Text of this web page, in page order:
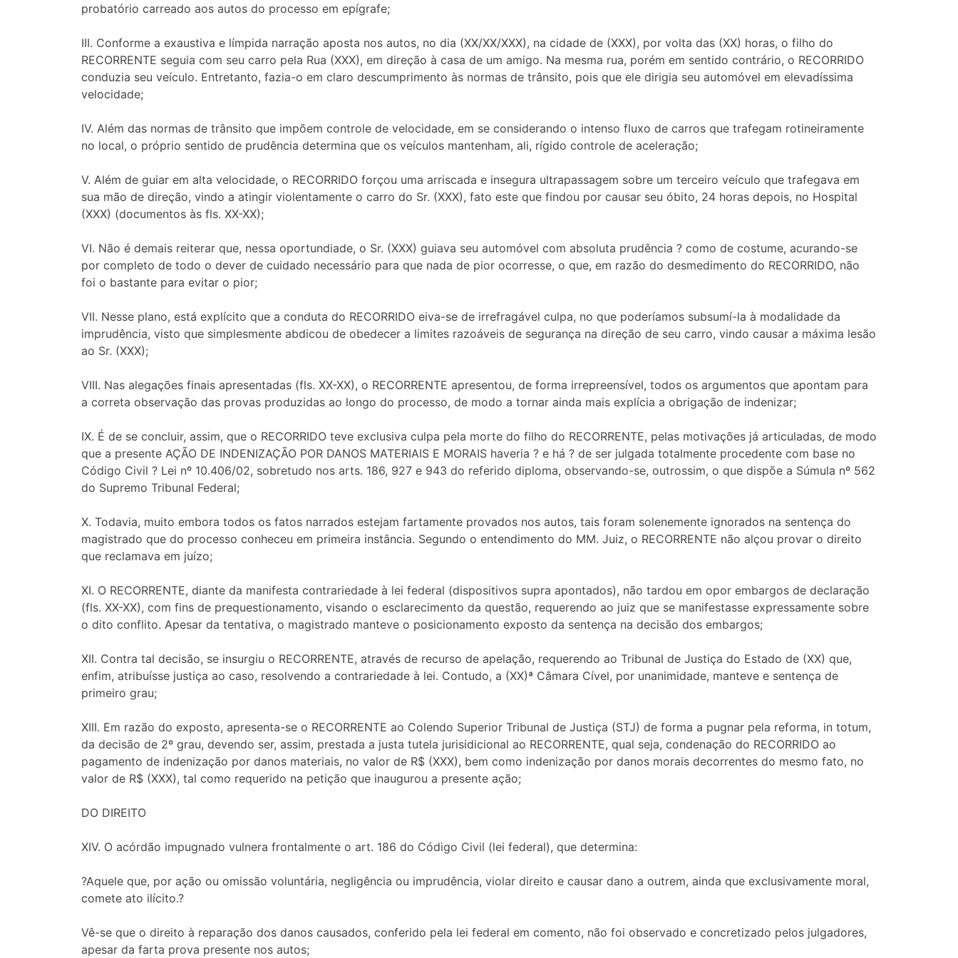
probatório carreado aos autos do processo em epígrafe;
III. Conforme a exaustiva e límpida narração aposta nos autos, no dia (XX/XX/XXX), na cidade de (XXX), por volta das (XX) horas, o filho do
RECORRENTE seguia com seu carro pela Rua (XXX), em direção à casa de um amigo. Na mesma rua, porém em sentido contrário, o RECORRIDO
conduzia seu veículo. Entretanto, fazia-o em claro descumprimento às normas de trânsito, pois que ele dirigia seu automóvel em elevadíssima
velocidade;
IV. Além das normas de trânsito que impõem controle de velocidade, em se considerando o intenso fluxo de carros que trafegam rotineiramente
no local, o próprio sentido de prudência determina que os veículos mantenham, ali, rígido controle de aceleração;
V. Além de guiar em alta velocidade, o RECORRIDO forçou uma arriscada e insegura ultrapassagem sobre um terceiro veículo que trafegava em
sua mão de direção, vindo a atingir violentamente o carro do Sr. (XXX), fato este que findou por causar seu óbito, 24 horas depois, no Hospital
(XXX) (documentos às fls. XX-XX);
VI. Não é demais reiterar que, nessa oportundiade, o Sr. (XXX) guiava seu automóvel com absoluta prudência ? como de costume, acurando-se
por completo de todo o dever de cuidado necessário para que nada de pior ocorresse, o que, em razão do desmedimento do RECORRIDO, não
foi o bastante para evitar o pior;
VII. Nesse plano, está explícito que a conduta do RECORRIDO eiva-se de irrefragável culpa, no que poderíamos subsumí-la à modalidade da
imprudência, visto que simplesmente abdicou de obedecer a limites razoáveis de segurança na direção de seu carro, vindo causar a máxima lesão
ao Sr. (XXX);
VIII. Nas alegações finais apresentadas (fls. XX-XX), o RECORRENTE apresentou, de forma irrepreensível, todos os argumentos que apontam para
a correta observação das provas produzidas ao longo do processo, de modo a tornar ainda mais explícia a obrigação de indenizar;
IX. É de se concluir, assim, que o RECORRIDO teve exclusiva culpa pela morte do filho do RECORRENTE, pelas motivações já articuladas, de modo
que a presente AÇÃO DE INDENIZAÇÃO POR DANOS MATERIAIS E MORAIS haveria ? e há ? de ser julgada totalmente procedente com base no
Código Civil ? Lei nº 10.406/02, sobretudo nos arts. 186, 927 e 943 do referido diploma, observando-se, outrossim, o que dispõe a Súmula nº 562
do Supremo Tribunal Federal;
X. Todavia, muito embora todos os fatos narrados estejam fartamente provados nos autos, tais foram solenemente ignorados na sentença do
magistrado que do processo conheceu em primeira instância. Segundo o entendimento do MM. Juiz, o RECORRENTE não alçou provar o direito
que reclamava em juízo;
XI. O RECORRENTE, diante da manifesta contrariedade à lei federal (dispositivos supra apontados), não tardou em opor embargos de declaração
(fls. XX-XX), com fins de prequestionamento, visando o esclarecimento da questão, requerendo ao juiz que se manifestasse expressamente sobre
o dito conflito. Apesar da tentativa, o magistrado manteve o posicionamento exposto da sentença na decisão dos embargos;
XII. Contra tal decisão, se insurgiu o RECORRENTE, através de recurso de apelação, requerendo ao Tribunal de Justiça do Estado de (XX) que,
enfim, atribuísse justiça ao caso, resolvendo a contrariedade à lei. Contudo, a (XX)ª Câmara Cível, por unanimidade, manteve e sentença de
primeiro grau;
XIII. Em razão do exposto, apresenta-se o RECORRENTE ao Colendo Superior Tribunal de Justiça (STJ) de forma a pugnar pela reforma, in totum,
da decisão de 2º grau, devendo ser, assim, prestada a justa tutela jurisidicional ao RECORRENTE, qual seja, condenação do RECORRIDO ao
pagamento de indenização por danos materiais, no valor de R$ (XXX), bem como indenização por danos morais decorrentes do mesmo fato, no
valor de R$ (XXX), tal como requerido na petição que inaugurou a presente ação;
DO DIREITO
XIV. O acórdão impugnado vulnera frontalmente o art. 186 do Código Civil (lei federal), que determina:
?Aquele que, por ação ou omissão voluntária, negligência ou imprudência, violar direito e causar dano a outrem, ainda que exclusivamente moral,
comete ato ilícito.?
Vê-se que o direito à reparação dos danos causados, conferido pela lei federal em comento, não foi observado e concretizado pelos julgadores,
apesar da farta prova presente nos autos;